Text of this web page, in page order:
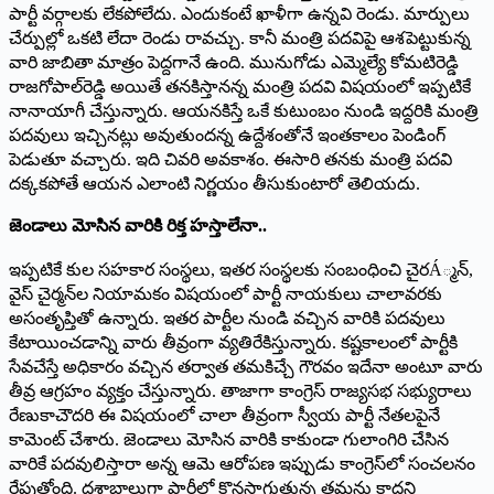
పార్టీ వర్గాలకు లేకపోలేదు. ఎందుకంటే ఖాళీగా ఉన్నవి రెండు. మార్పులు
చేర్పుల్లో ఒకటి లేదా రెండు రావచ్చు. కానీ మంత్రి పదవిపై ఆశపెట్టుకున్న
వారి జాబితా మాత్రం పెద్దగానే ఉంది. మునుగోడు ఎమ్మెల్యే కోమటిరెడ్డి
రాజగోపాల్‌రెడ్డి అయితే తనకిస్తానన్న మంత్రి పదవి విషయంలో ఇప్పటికే
నానాయాగీ చేస్తున్నారు. ఆయనకిస్తే ఒకే కుటుంబం నుండి ఇద్దరికి మంత్రి
పదవులు ఇచ్చినట్లు అవుతుందన్న ఉద్దేశంతోనే ఇంతకాలం పెండింగ్
పెడుతూ వచ్చారు. ఇది చివరి అవకాశం. ఈసారి తనకు మంత్రి పదవి
దక్కకపోతే ఆయన ఎలాంటి నిర్ణయం తీసుకుంటారో తెలియదు.
జెండాలు మోసిన వారికి రిక్త హస్తాలేనా..
ఇప్పటికే కుల సహకార సంస్థలు, ఇతర సంస్థలకు సంబంధించి చైరÁ్మన్,
వైస్ చైర్మన్‌ల నియామకం విషయంలో పార్టీ నాయకులు చాలావరకు
అసంతృప్తితో ఉన్నారు. ఇతర పార్టీల నుండి వచ్చిన వారికి పదవులు
కేటాయించడాన్ని వారు తీవ్రంగా వ్యతిరేకిస్తున్నారు. కష్టకాలంలో పార్టీకి
సేవచేస్తే అధికారం వచ్చిన తర్వాత తమకిచ్చే గౌరవం ఇదేనా అంటూ వారు
తీవ్ర ఆగ్రహం వ్యక్తం చేస్తున్నారు. తాజాగా కాంగ్రెస్ రాజ్యసభ సభ్యురాలు
రేణుకాచౌదరి ఈ విషయంలో చాలా తీవ్రంగా స్వీయ పార్టీ నేతలపైనే
కామెంట్ చేశారు. జెండాలు మోసిన వారికి కాకుండా గులాంగిరి చేసిన
వారికే పదవులిస్తారా అన్న ఆమె ఆరోపణ ఇప్పుడు కాంగ్రెస్‌లో సంచలనం
రేపుతోంది. దశాబ్ధాలుగా పార్టీలో కొనసాగుతున్న తమను కాదని